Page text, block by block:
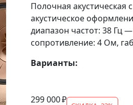
Полочная акустическая
акустическое
диапазон частот: 38 Гц
сопротивление: 4 Ом,
Варианты:
299 000 ₽